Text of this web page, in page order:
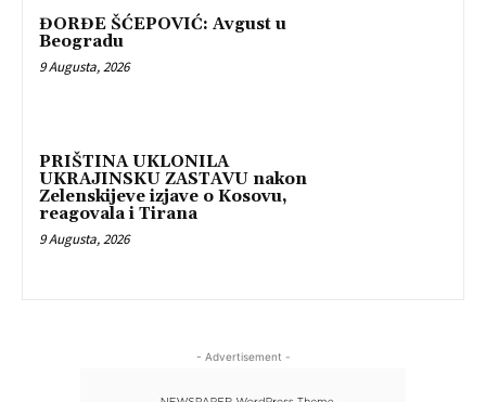
ĐORĐE ŠĆEPOVIĆ: Avgust u
Beogradu
9 Augusta, 2026
PRIŠTINA UKLONILA
UKRAJINSKU ZASTAVU nakon
Zelenskijeve izjave o Kosovu,
reagovala i Tirana
9 Augusta, 2026
- Advertisement -